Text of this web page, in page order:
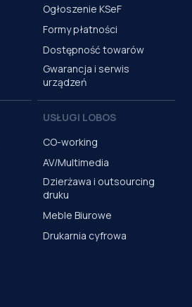
Ogłoszenie KSeF
Formy płatności
Dostępność towarów
Gwarancja i serwis
urządzeń
USŁUGI LOBOS
CO-working
AV/Multimedia
Dzierżawa i outsourcing
druku
Meble Biurowe
Drukarnia cyfrowa